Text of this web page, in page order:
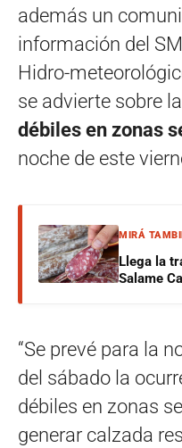
además un
información del
Hidro-
se advierte sobre
débiles en zonas
noche de este
MIRÁ
Llega la
Salame
“Se prevé para la
del sábado la
débiles en zonas
generar calzada